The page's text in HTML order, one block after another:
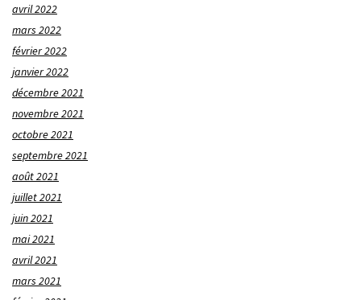
avril 2022
mars 2022
février 2022
janvier 2022
décembre 2021
novembre 2021
octobre 2021
septembre 2021
août 2021
juillet 2021
juin 2021
mai 2021
avril 2021
mars 2021